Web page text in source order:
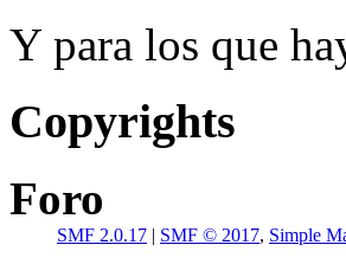
Y para los que
Copyrights
Foro
SMF 2.0.17 | SMF © 2017, Simple